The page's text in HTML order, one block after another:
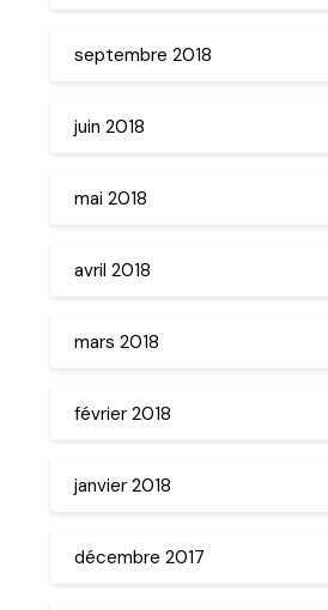
septembre 2018
juin 2018
mai 2018
avril 2018
mars 2018
février 2018
janvier 2018
décembre 2017